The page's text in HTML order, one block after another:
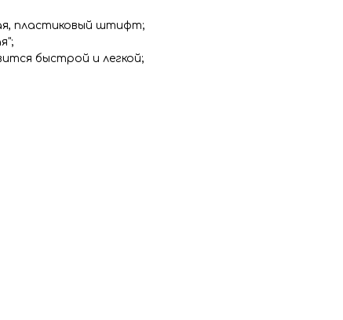
пластиковый штифт;
быстрой и легкой;